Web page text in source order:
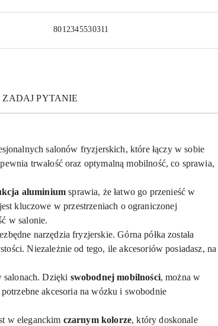
8012345530311
ZADAJ PYTANIE
salonów fryzjerskich, które łączy w sobie
trwałość oraz optymalną mobilność, co sprawia,
aluminium sprawia, że łatwo go przenieść w
kluczowe w przestrzeniach o ograniczonej
w salonie.
narzędzia fryzjerskie. Górna półka została
Niezależnie od tego, ile akcesoriów posiadasz, na
Dzięki swobodnej mobilności, można w
akcesoria na wózku i swobodnie
w eleganckim czarnym kolorze, który doskonale